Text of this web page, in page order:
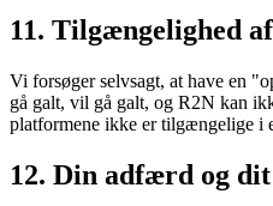
11. Tilgængelighed
Vi forsøger selvsagt, at have en
gå galt, vil gå galt, og R2N kan
platformene ikke er tilgængelige i
12. Din adfærd og